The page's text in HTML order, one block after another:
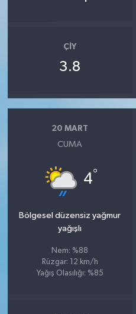
ÇIY
3.8
20 MART
CUMA
4°
Bölgesel düzensiz yağmur
yağışlı
Nem: %88
Rüzgar: 12 km/h
Yağış Olasılığı: %85